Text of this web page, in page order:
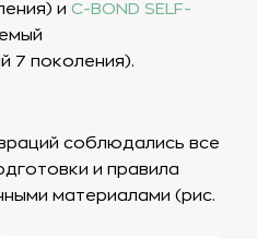
и C-BOND SELF-
7 поколения).
соблюдались все
и правила
материалами (рис.